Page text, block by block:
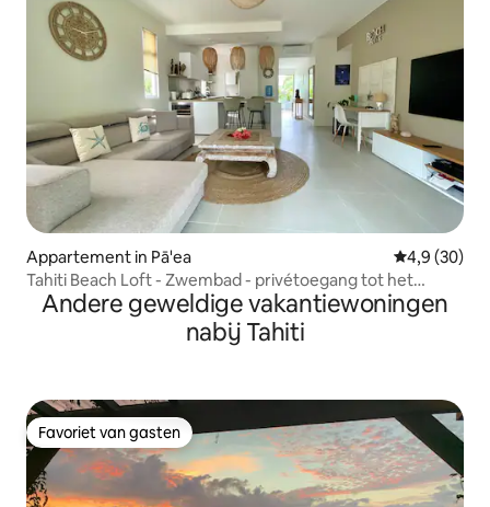
Appartement in Pā'ea Gemiddelde
4,9 (30)
Tahiti Beach Loft - Zwembad - privétoegang tot het
strand
Andere geweldige vakantiewoningen
nabij Tahiti
Favoriet van gasten
Favoriet van gasten